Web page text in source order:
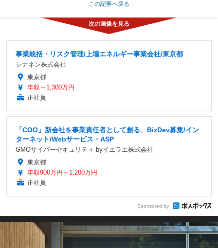
この記事へ戻る
事業統括・リスク管理/上場エネルギー事業会社/東京都
シナネン株式会社
東京都
年収～1,300万円
正社員
「COO」新会社を事業責任者として創る、BizDev募集/イン
ターネット/Webサービス・ASP
GMOサイバーセキュリティ byイエラエ株式会社
東京都
年収900万円～1,200万円
正社員
Sponsored by